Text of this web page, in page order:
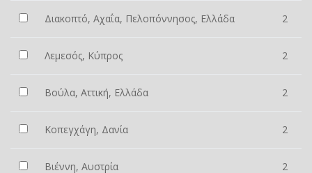
Διακοπτό, Αχαΐα, Πελοπόννησος, Ελλάδα 2
Λεμεσός, Κύπρος 2
Βούλα, Αττική, Ελλάδα 2
Κοπεγχάγη, Δανία 2
Βιέννη, Αυστρία 2